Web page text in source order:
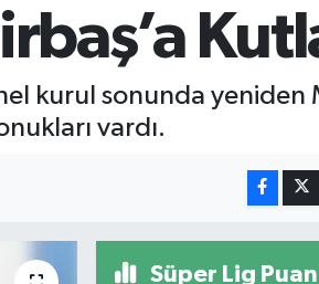
BİST100
13.779
%-14
BITCOIN
kurul sonunda yeniden
vardı.
Süper Lig